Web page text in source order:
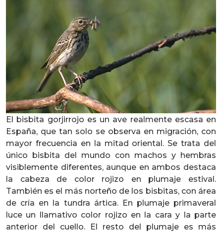
El bisbita gorjirrojo es un ave realmente escasa en
España, que tan solo se observa en migración, con
mayor frecuencia en la mitad oriental. Se trata del
único bisbita del mundo con machos y hembras
visiblemente diferentes, aunque en ambos destaca
la cabeza de color rojizo en plumaje estival.
También es el más norteño de los bisbitas, con área
de cría en la tundra ártica. En plumaje primaveral
luce un llamativo color rojizo en la cara y la parte
anterior del cuello. El resto del plumaje es más